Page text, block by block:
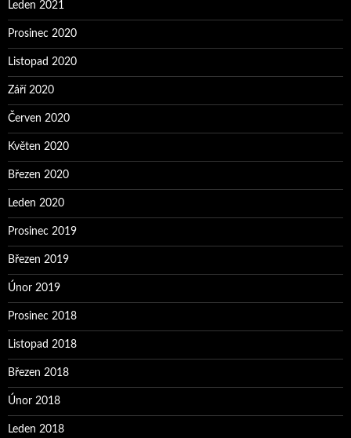
Leden 2021
Prosinec 2020
Listopad 2020
Září 2020
Červen 2020
Květen 2020
Březen 2020
Leden 2020
Prosinec 2019
Březen 2019
Únor 2019
Prosinec 2018
Listopad 2018
Březen 2018
Únor 2018
Leden 2018